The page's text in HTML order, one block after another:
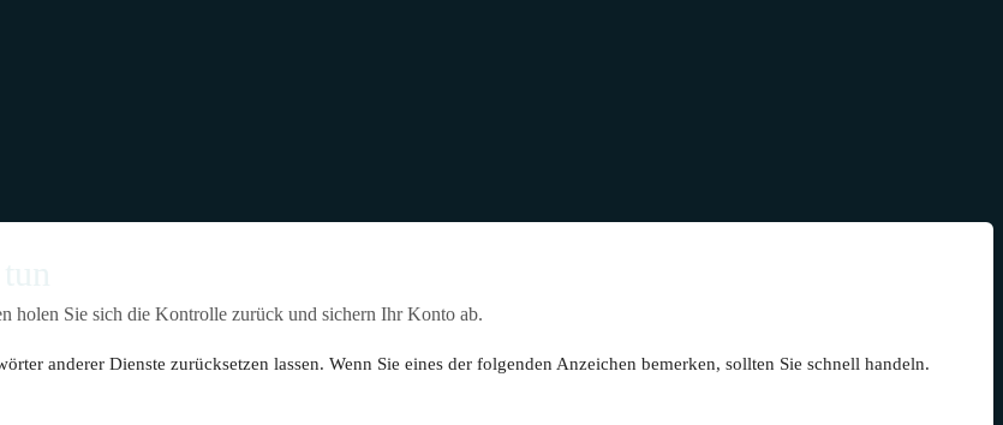
holen Sie sich die Kontrolle zurück und sichern Ihr Konto ab.
anderer Dienste zurücksetzen lassen. Wenn Sie eines der folgenden Anzeichen bemerken, sollten Sie schnell handeln.